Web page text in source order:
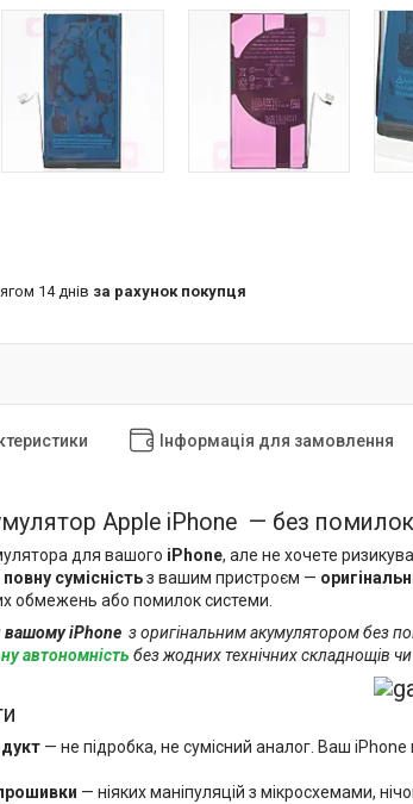
14 днів за рахунок покупця
Інформація для замовлення
Apple iPhone — без
для вашого iPhone, але не хочете
сумісністьз вашим пристроєм —
обмежень або помилок системи.
вашому iPhone зоригінальним акумулятором без
автономність без жодних технічних складнощів
— не підробка, не сумісний аналог. Ваш iPhone
— ніяких маніпуляцій з мікросхемами,